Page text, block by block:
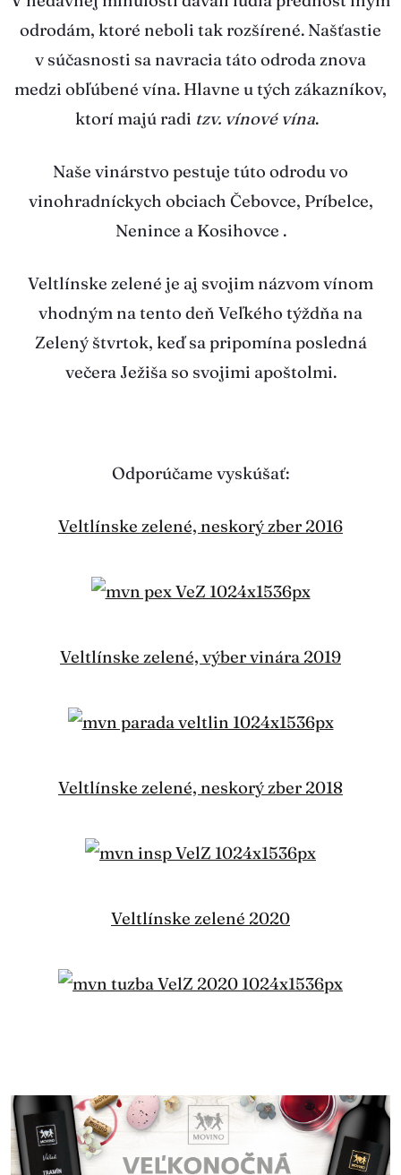
odrodám, ktoré neboli tak rozšírené. Našťastie
v súčasnosti sa navracia táto odroda znova
medzi obľúbené vína. Hlavne u tých zákazníkov,
ktorí majú radi tzv. vínové vína.
Naše vinárstvo pestuje túto odrodu vo
vinohradníckych obciach Čebovce, Príbelce,
Nenince a Kosihovce .
Veltlínske zelené je aj svojim názvom vínom
vhodným na tento deň Veľkého týždňa na
Zelený štvrtok, keď sa pripomína posledná
večera Ježiša so svojimi apoštolmi.
Odporúčame vyskúšať:
Veltlínske zelené, neskorý zber 2016
Veltlínske zelené, výber vinára 2019
Veltlínske zelené, neskorý zber 2018
Veltlínske zelené 2020